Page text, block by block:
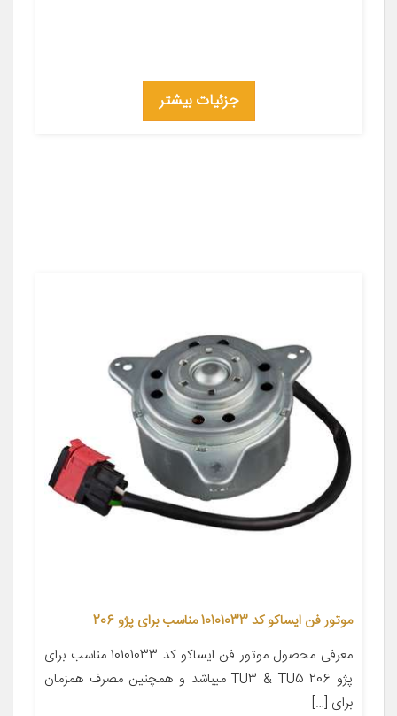
جزئیات بیشتر
موتور فن ایساکو کد 10101033 مناسب برای پژو 206
معرفی محصول موتور فن ایساکو کد 10101033 مناسب برای
پژو 206 TU3 & TU5 میباشد و همچنین مصرف همزمان
برای […]